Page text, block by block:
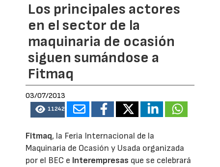
Los principales actores
en el sector de la
maquinaria de ocasión
siguen sumándose a
Fitmaq
03/07/2013
11242
Fitmaq, la Feria Internacional de la
Maquinaria de Ocasión y Usada organizada
por el BEC e Interempresas que se celebrará